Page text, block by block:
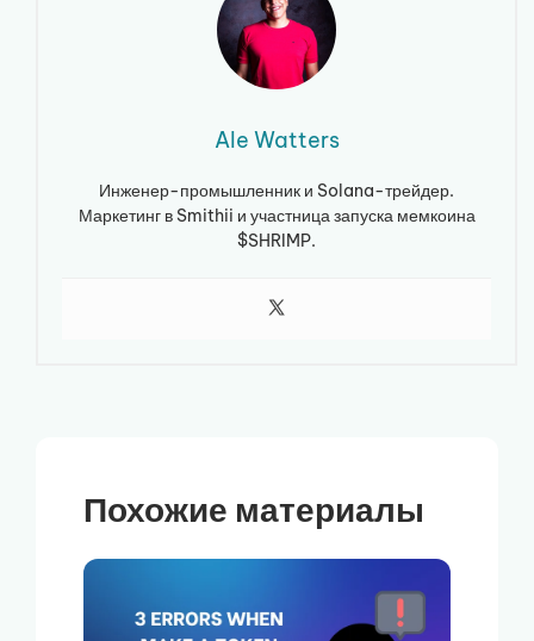
Ale Watters
Инженер-промышленник и Solana-трейдер.
Маркетинг в Smithii и участница запуска мемкоина
$SHRIMP.
Похожие материалы